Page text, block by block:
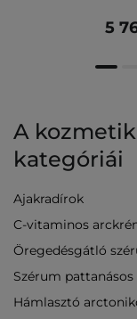
5
A
kategóriái
Ajakradírok
C-vitaminos
Öregedésgátló
Szérum
Hámlasztó